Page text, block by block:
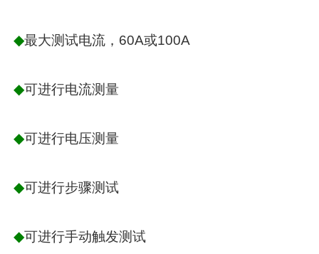
◆最大测试电流，60A或100A
◆可进行电流测量
◆可进行电压测量
◆可进行步骤测试
◆可进行手动触发测试